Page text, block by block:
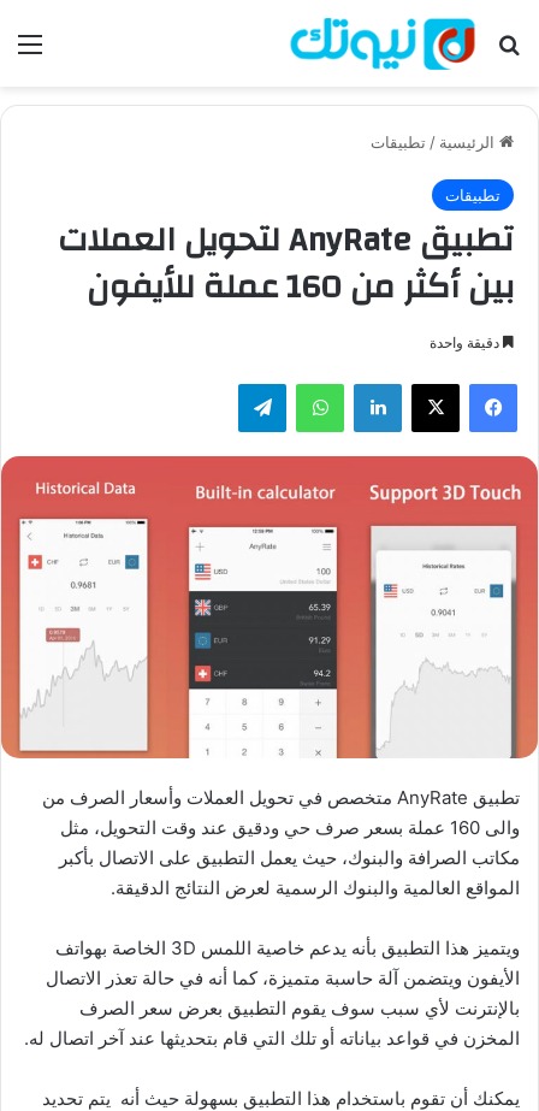
بحث عن
الرئيسية / تطبيقات
تطبيقات
تطبيق AnyRate لتحويل العملات
بين أكثر من 160 عملة للأيفون
دقيقة واحدة
فيسبوك لينكدإن واتساب
تطبيق AnyRate متخصص في تحويل العملات وأسعار الصرف من
والى 160 عملة بسعر صرف حي ودقيق عند وقت التحويل، مثل
مكاتب الصرافة والبنوك، حيث يعمل التطبيق على الاتصال بأكبر
المواقع العالمية والبنوك الرسمية لعرض النتائج الدقيقة.
ويتميز هذا التطبيق بأنه يدعم خاصية اللمس 3D الخاصة بهواتف
الأيفون ويتضمن آلة حاسبة متميزة، كما أنه في حالة تعذر الاتصال
بالإنترنت لأي سبب سوف يقوم التطبيق بعرض سعر الصرف
المخزن في قواعد بياناته أو تلك التي قام بتحديثها عند آخر اتصال له.
يمكنك أن تقوم باستخدام هذا التطبيق بسهولة حيث أنه يتم تحديد